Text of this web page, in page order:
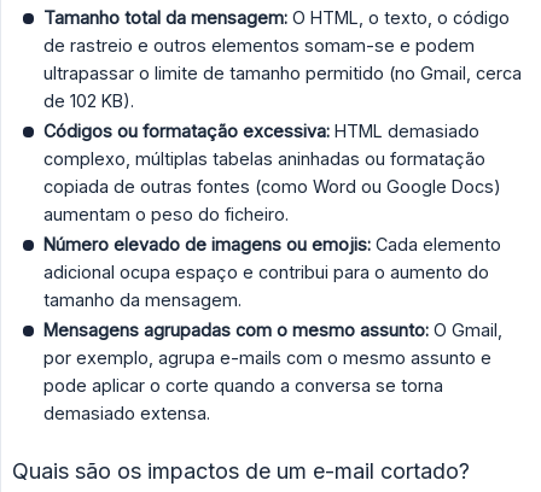
Tamanho total da mensagem: O HTML, o texto, o código
de rastreio e outros elementos somam-se e podem
ultrapassar o limite de tamanho permitido (no Gmail, cerca
de 102 KB).
Códigos ou formatação excessiva: HTML demasiado
complexo, múltiplas tabelas aninhadas ou formatação
copiada de outras fontes (como Word ou Google Docs)
aumentam o peso do ficheiro.
Número elevado de imagens ou emojis: Cada elemento
adicional ocupa espaço e contribui para o aumento do
tamanho da mensagem.
Mensagens agrupadas com o mesmo assunto: O Gmail,
por exemplo, agrupa e-mails com o mesmo assunto e
pode aplicar o corte quando a conversa se torna
demasiado extensa.
Quais são os impactos de um e-mail cortado?